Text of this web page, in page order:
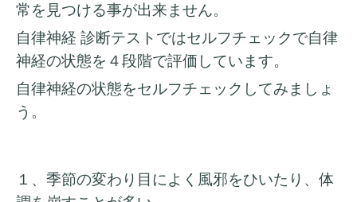
常を見つける事が出来ません。
自律神経 診断テストではセルフチェックで自律
神経の状態を４段階で評価しています。
自律神経の状態をセルフチェックしてみましょ
う。
１、季節の変わり目によく風邪をひいたり、体